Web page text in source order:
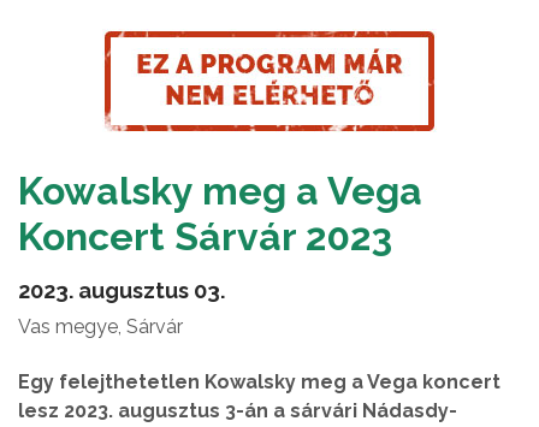
Kowalsky meg a Vega
Koncert Sárvár 2023
2023. augusztus 03.
Vas megye, Sárvár
Egy felejthetetlen Kowalsky meg a Vega koncert
lesz 2023. augusztus 3-án a sárvári Nádasdy-